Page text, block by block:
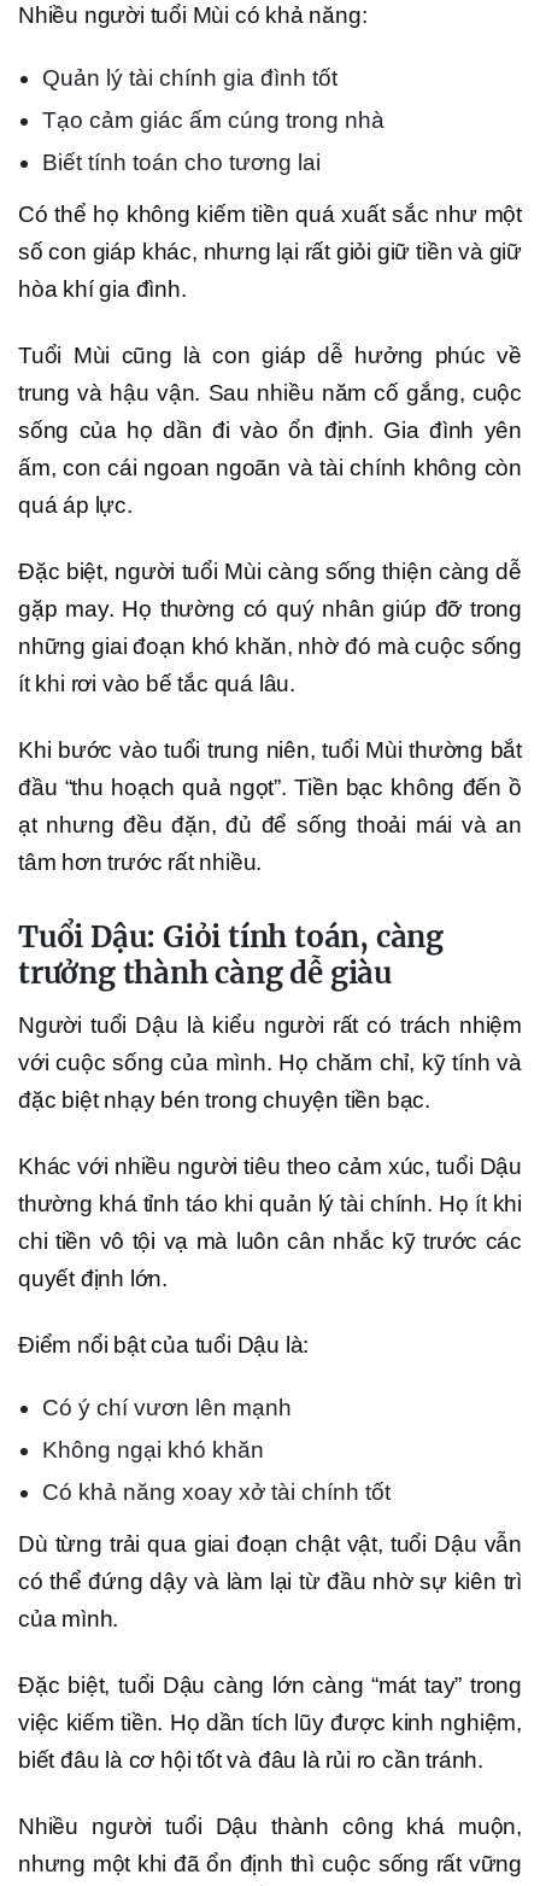
Nhiều người tuổi Mùi có khả năng:
Quản lý tài chính gia đình tốt
Tạo cảm giác ấm cúng trong nhà
Biết tính toán cho tương lai
Có thể họ không kiếm tiền quá xuất sắc như một
số con giáp khác, nhưng lại rất giỏi giữ tiền và giữ
hòa khí gia đình.
Tuổi Mùi cũng là con giáp dễ hưởng phúc về
trung và hậu vận. Sau nhiều năm cố gắng, cuộc
sống của họ dần đi vào ổn định. Gia đình yên
ấm, con cái ngoan ngoãn và tài chính không còn
quá áp lực.
Đặc biệt, người tuổi Mùi càng sống thiện càng dễ
gặp may. Họ thường có quý nhân giúp đỡ trong
những giai đoạn khó khăn, nhờ đó mà cuộc sống
ít khi rơi vào bế tắc quá lâu.
Khi bước vào tuổi trung niên, tuổi Mùi thường bắt
đầu “thu hoạch quả ngọt”. Tiền bạc không đến ồ
ạt nhưng đều đặn, đủ để sống thoải mái và an
tâm hơn trước rất nhiều.
Tuổi Dậu: Giỏi tính toán, càng
trưởng thành càng dễ giàu
Người tuổi Dậu là kiểu người rất có trách nhiệm
với cuộc sống của mình. Họ chăm chỉ, kỹ tính và
đặc biệt nhạy bén trong chuyện tiền bạc.
Khác với nhiều người tiêu theo cảm xúc, tuổi Dậu
thường khá tỉnh táo khi quản lý tài chính. Họ ít khi
chi tiền vô tội vạ mà luôn cân nhắc kỹ trước các
quyết định lớn.
Điểm nổi bật của tuổi Dậu là:
Có ý chí vươn lên mạnh
Không ngại khó khăn
Có khả năng xoay xở tài chính tốt
Dù từng trải qua giai đoạn chật vật, tuổi Dậu vẫn
có thể đứng dậy và làm lại từ đầu nhờ sự kiên trì
của mình.
Đặc biệt, tuổi Dậu càng lớn càng “mát tay” trong
việc kiếm tiền. Họ dần tích lũy được kinh nghiệm,
biết đâu là cơ hội tốt và đâu là rủi ro cần tránh.
Nhiều người tuổi Dậu thành công khá muộn,
nhưng một khi đã ổn định thì cuộc sống rất vững